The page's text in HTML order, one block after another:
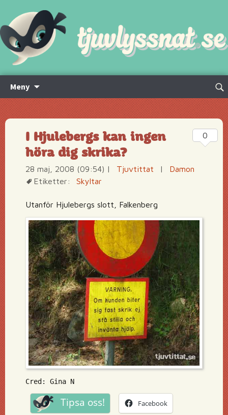
Meny
innehåll
Sök
I Hjulebergs kan ingen
höra dig skrika?
28 maj, 2008 (09:54) | Tjuvtittat |
Damon
Etiketter:
Skyltar
Utanför Hjulebergs slott, Falkenberg
Cred: Gina N
Tipsa oss! Facebook
0